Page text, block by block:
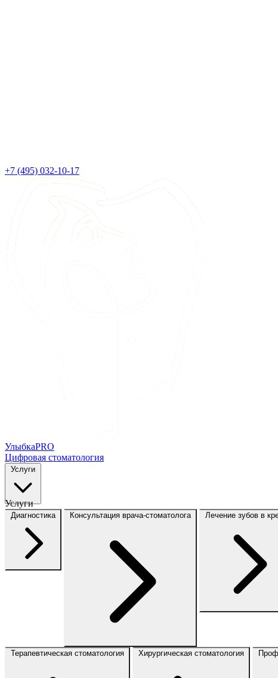
+7 (495) 032-10-17
УлыбкаPRO
Цифровая стоматология
Услуги
Услуги
Диагностика Консультация врача-стоматолога Лечение зубов в
Терапевтическая стоматология Хирургическая стоматология